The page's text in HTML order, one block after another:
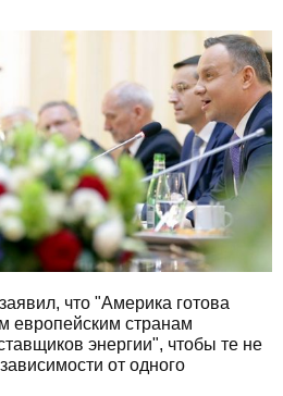
что "Америка готова
европейским странам
энергии", чтобы те не
от одного